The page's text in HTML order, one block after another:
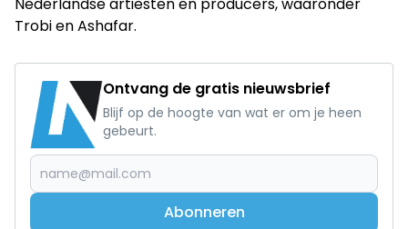
Trobi en Ashafar.
Ontvang de gratis nieuwsbrief
Blijf op de hoogte van wat er om je heen
gebeurt.
Abonneren